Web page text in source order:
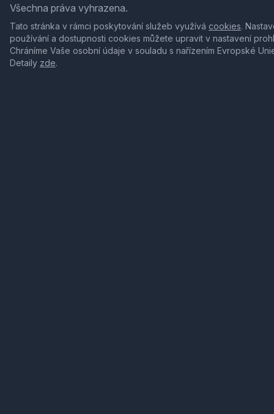
Všechna práva vyhrazena.
Tato stránka v rámci poskytování služeb využívá cookies.
používání a dostupnosti cookies můžete upravit v nastavení
Chráníme Vaše osobní údaje v souladu s nařízením Evropské
Detaily zde.